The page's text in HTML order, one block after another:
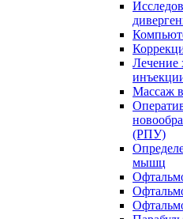
Лечение
Массаж
(РПУ)
мышц